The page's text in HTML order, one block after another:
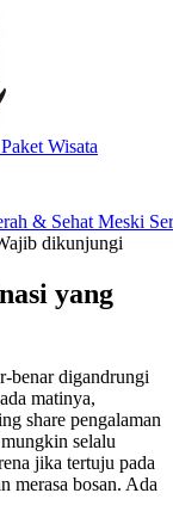
Paket Wisata
& Sehat Meski
dikunjungi
yang
benar digandrungi
matinya,
share pengalaman
selalu
jika tertuju pada
merasa bosan. Ada